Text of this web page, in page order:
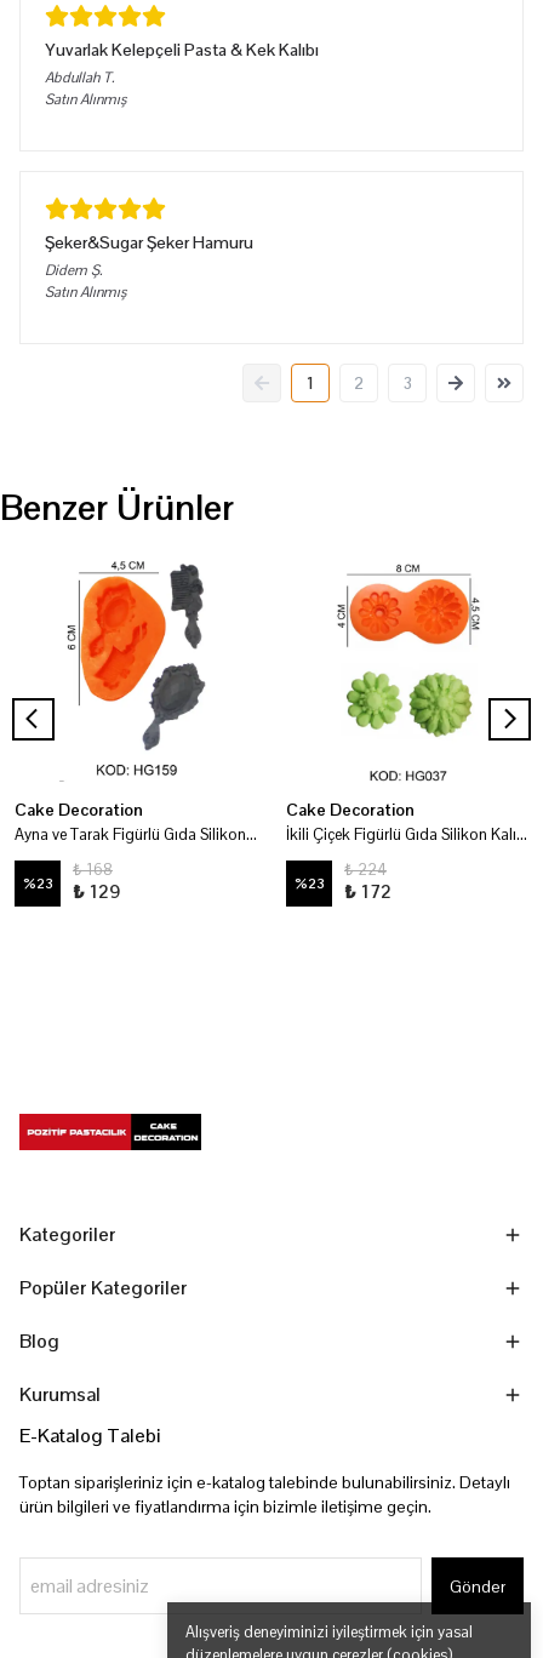
Alışveriş deneyiminizi iyileştirmek için yasal
Yuvarlak Kelepçeli Pasta & Kek Kalıbı
Abdullah T.
Satın Alınmış
Şeker&Sugar Şeker Hamuru
Didem Ş.
Satın Alınmış
1 2 3
Benzer Ürünler
Cake Decoration
Ayna ve Tarak Figürlü Gıda Silikon Kalıbı
%23
₺ 168
₺ 129
Cake Decoration
İkili Çiçek Figürlü Gıda Silikon Kalıbı
%23
₺ 224
₺ 172
Kategoriler
Popüler Kategoriler
Blog
Kurumsal
E-Katalog Talebi
Toptan siparişleriniz için e-katalog talebinde bulunabilirsiniz. Detaylı
ürün bilgileri ve fiyatlandırma için bizimle iletişime geçin.
Gönder